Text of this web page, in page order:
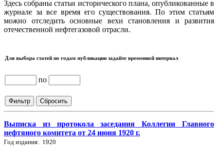
Здесь собраны статьи исторического плана, опубликованные в
журнале за все время его существования. По этим статьям
можно отследить основные вехи становления и развития
отечественной нефтегазовой отрасли.
Для выбора статей по годам публикации задайте временной интервал
по
Выписка из протокола заседания Коллегии Главного
нефтяного комитета от 24 июня 1920 г.
Год издания: 1920